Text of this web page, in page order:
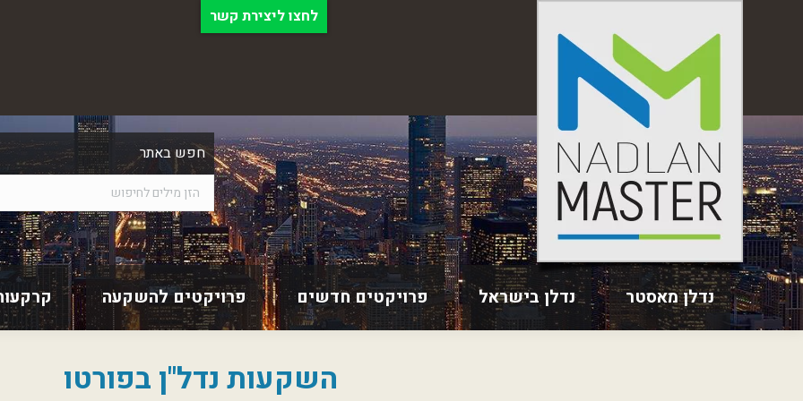
חפש באתר
נדלן מאסטר נדלן בישראל פרויקטים חדשים פרויקטים להשקעה
השקעות נדל"ן בפורטו
לחצו ליצירת קשר